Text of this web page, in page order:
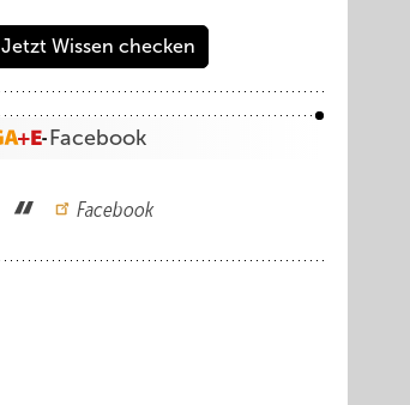
Jetzt Wissen checken
Facebook
Facebook